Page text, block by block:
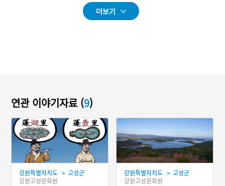
더보기
연관 이야기자료 (9)
강원특별자치도 > 고성군
강원고성문화원
강원특별자치도 > 고성군
강원고성문화원